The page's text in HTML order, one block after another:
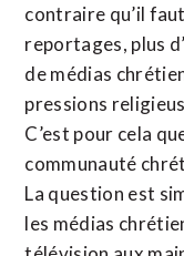
contraire qu’il
reportages, plus
de médias
pressions
C’est pour cela
communauté
La question est
les médias